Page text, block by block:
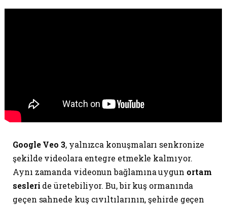
Google Veo 3, yalnızca konuşmaları senkronize
şekilde videolara entegre etmekle kalmıyor.
Aynı zamanda videonun bağlamına uygun ortam
sesleri de üretebiliyor. Bu, bir kuş ormanında
geçen sahnede kuş cıvıltılarının, şehirde geçen